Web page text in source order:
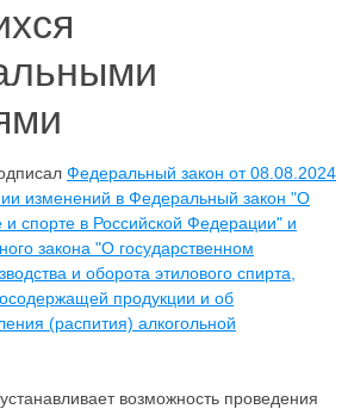
Федеральный закон от 08.08.2024
изменений в Федеральный закон "О
и спорте в Российской Федерации" и
закона "О государственном
и оборота этилового спирта,
продукции и об
(распития) алкогольной
устанавливает возможность проведения